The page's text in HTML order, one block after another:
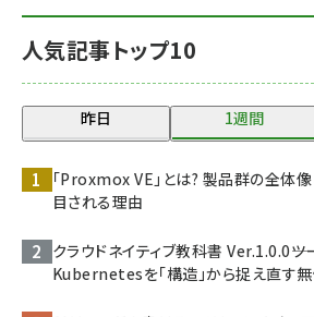
人気記事トップ10
昨日 1週間
「Proxmox VE」とは? 製品群の全体
目される理由
クラウドネイティブ教科書 Ver.1.0.0――
Kubernetesを「構造」から捉え直す